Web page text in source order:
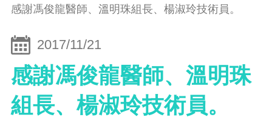
感謝馮俊龍醫師、溫明珠組長、楊淑玲技術員。
2017/11/21
感謝馮俊龍醫師、溫明珠
組長、楊淑玲技術員。